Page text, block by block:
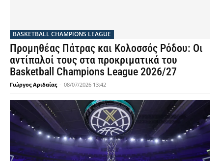
BASKETBALL CHAMPIONS LEAGUE
Προμηθέας Πάτρας και Κολοσσός Ρόδου: Οι
αντίπαλοί τους στα προκριματικά του
Basketball Champions League 2026/27
Γιώργος Αριδαίας - 08/07/2026 13:42